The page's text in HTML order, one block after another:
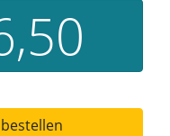
bestellen